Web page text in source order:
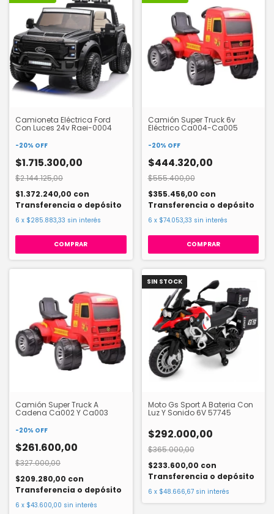
Camioneta Eléctrica Ford
Con Luces 24v Raei-0004
-20% OFF
$1.715.300,00
$2.144.125,00
$1.372.240,00 con
Transferencia o depósito
6 x $285.883,33 sin interés
Camión Super Truck 6v
Eléctrico Ca004-Ca005
-20% OFF
$444.320,00
$555.400,00
$355.456,00 con
Transferencia o depósito
6 x $74.053,33 sin interés
COMPRAR
Camión Super Truck A
Cadena Ca002 Y Ca003
-20% OFF
$261.600,00
$327.000,00
$209.280,00 con
Transferencia o depósito
6 x $43.600,00 sin interés
SIN STOCK
Moto Gs Sport A Bateria Con
Luz Y Sonido 6V 57745
$292.000,00
$365.000,00
$233.600,00 con
Transferencia o depósito
6 x $48.666,67 sin interés